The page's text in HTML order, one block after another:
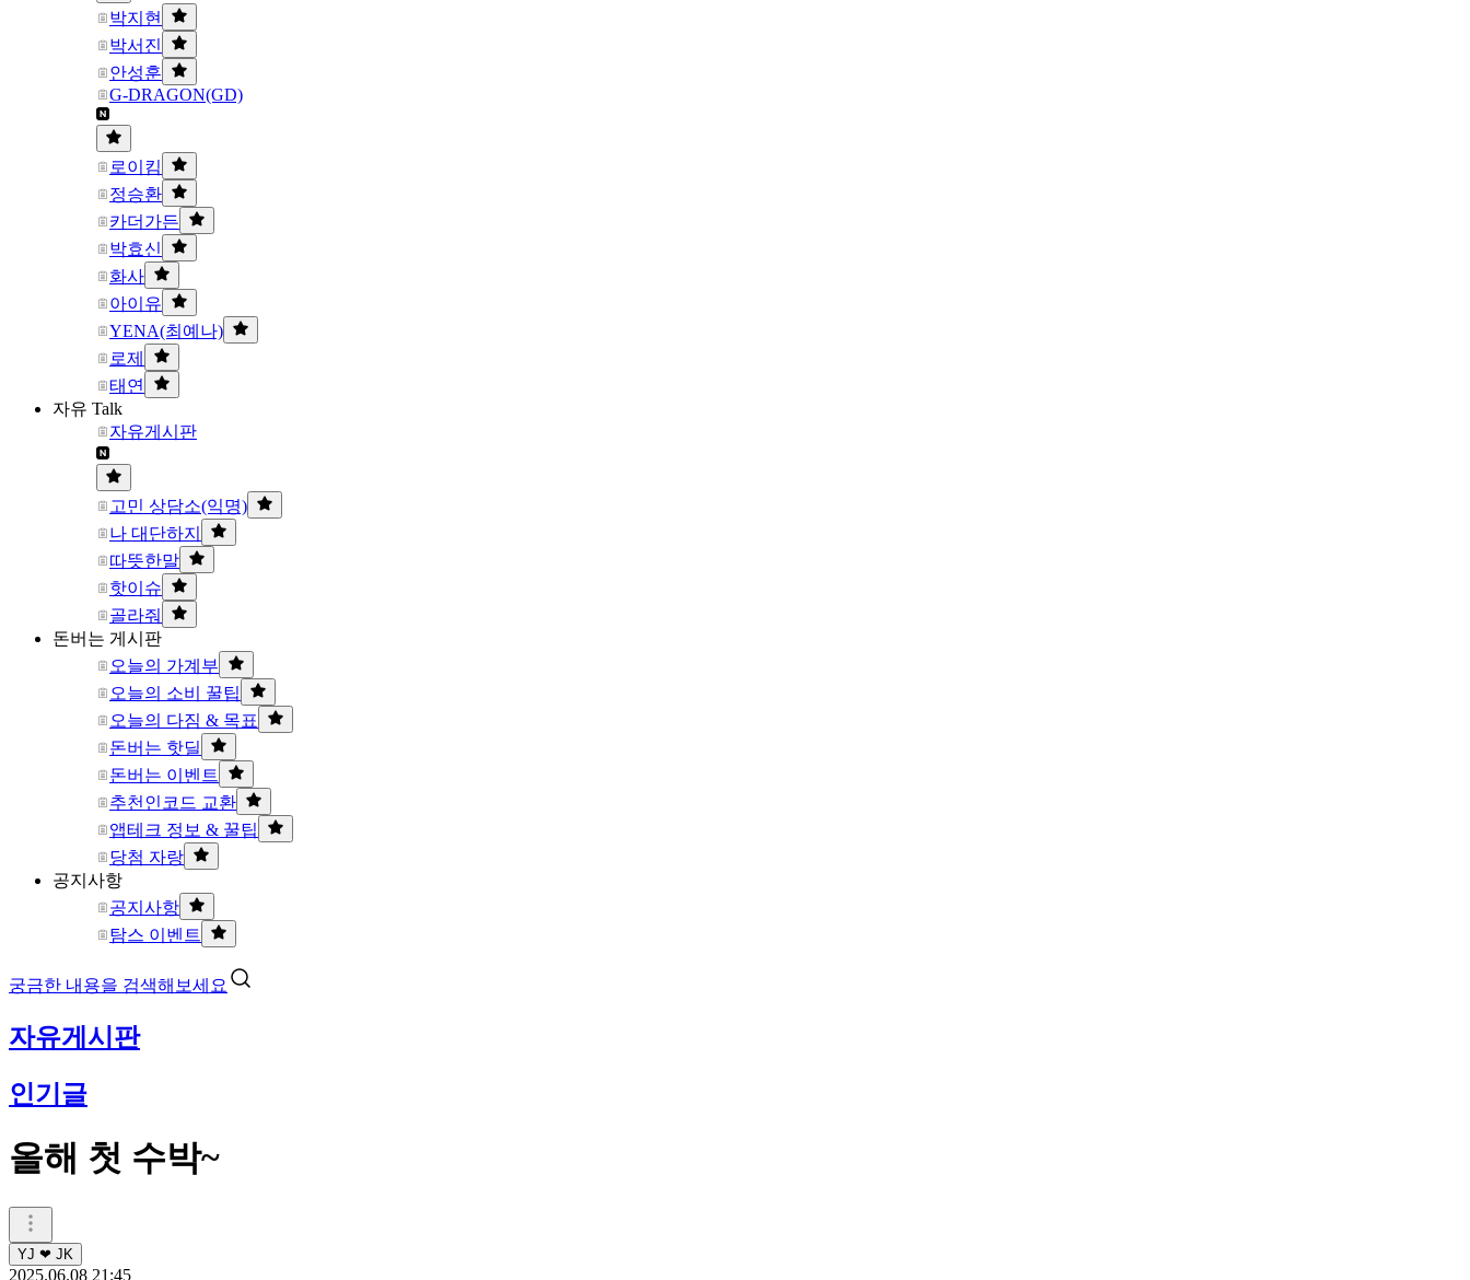
박지현
박서진
안성훈
G-DRAGON(GD)
로이킴
정승환
카더가든
박효신
화사
아이유
YENA(최예나)
로제
태연
자유 Talk
자유게시판
고민 상담소(익명)
나 대단하지
따뜻한말
핫이슈
골라줘
돈버는 게시판
오늘의 가계부
오늘의 소비 꿀팁
오늘의 다짐 & 목표
돈버는 핫딜
돈버는 이벤트
추천인코드 교환
앱테크 정보 & 꿀팁
당첨 자랑
공지사항
공지사항
탐스 이벤트
궁금한 내용을 검색해보세요
자유게시판
인기글
올해 첫 수박~
YJ ❤ JK
2025.06.08 21:45